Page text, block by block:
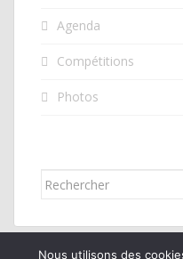
Agenda
Compétitions
Photos
Rechercher...
Nous utilisons des